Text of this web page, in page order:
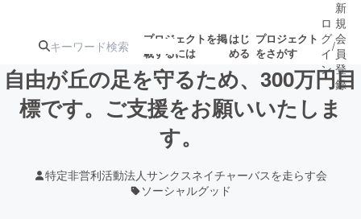
プロジェクトを掲
載するには
はじ
める
プロジェクト
をさがす
注目の新着プロ
ロ
グ
イ
ン
/
新
規
会
員
登
録
自由が丘の足を守るため、300万円目
標です。ご支援をお願いいたしま
す。
特定非営利活動法人サンクスネイチャーバスを走らす会
ソーシャルグッド